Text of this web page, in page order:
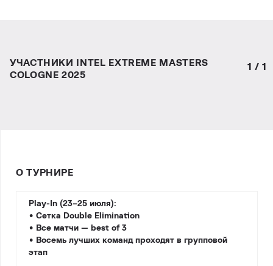
УЧАСТНИКИ INTEL EXTREME MASTERS
COLOGNE 2025
1 / 1
О ТУРНИРЕ
Play-In (23–25 июля):
• Сетка Double Elimination
• Все матчи — best of 3
• Восемь лучших команд проходят в групповой
этап